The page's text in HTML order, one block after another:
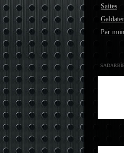
Saites
Par